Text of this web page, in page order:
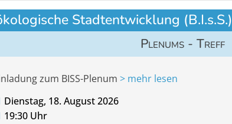
Stadtentwicklung (B.I.s.S.)
Plenums - Treff
zum BISS-Plenum > mehr lesen
Dienstag, 18. August 2026
19:30 Uhr